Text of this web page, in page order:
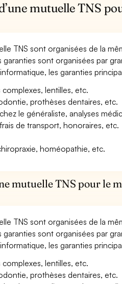
mutuelle TNS
TNS sont organisées de la
garanties sont organisées par
les garanties
lentilles, etc.
prothèses dentaires, etc.
le généraliste, analyses
de transport, honoraires, etc.
homéopathie, etc.
mutuelle TNS pour le
TNS sont organisées de la
garanties sont organisées par
les garanties
lentilles, etc.
prothèses dentaires, etc.